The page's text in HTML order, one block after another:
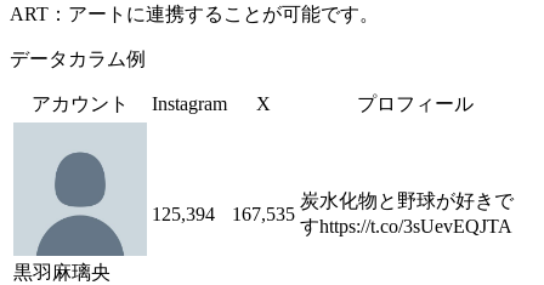
ART：アートに連携することが可能です。
データカラム例
アカウント Instagram X プロフィール
黒羽麻璃央
125,394 167,535
炭水化物と野球が好きで
すhttps://t.co/3sUevEQJTA